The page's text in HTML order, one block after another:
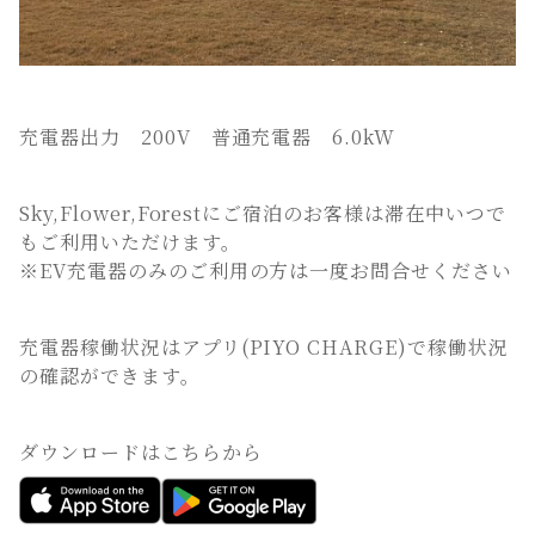
充電器出力 200V 普通充電器 6.0kW
Sky,Flower,Forestにご宿泊のお客様は滞在中いつで
もご利用いただけます。
※EV充電器のみのご利用の方は一度お問合せください
充電器稼働状況はアプリ(PIYO CHARGE)で稼働状況
の確認ができます。
ダウンロードはこちらから